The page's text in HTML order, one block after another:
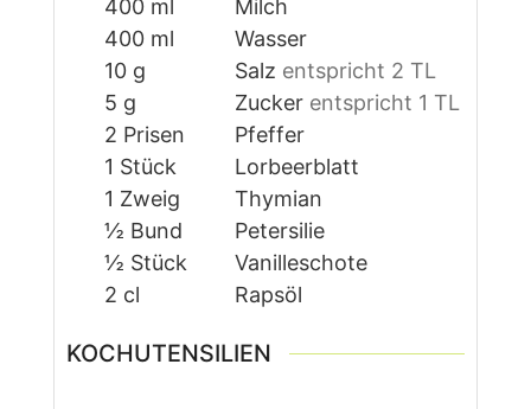
400 ml
Milch
400 ml
Wasser
10 g Salz entspricht 2 TL
5 g Zucker entspricht 1 TL
2 Prisen
Pfeffer
1 Stück
Lorbeerblatt
1 Zweig
Thymian
½ Bund
Petersilie
½ Stück
Vanilleschote
2 cl Rapsöl
KOCHUTENSILIEN